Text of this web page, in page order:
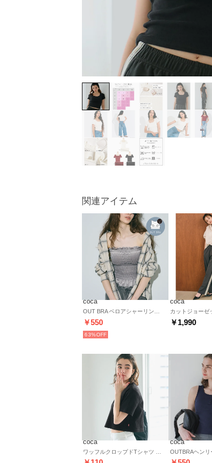
関連アイテム
coca
￥550
63%
coca
￥1,990
coca coca